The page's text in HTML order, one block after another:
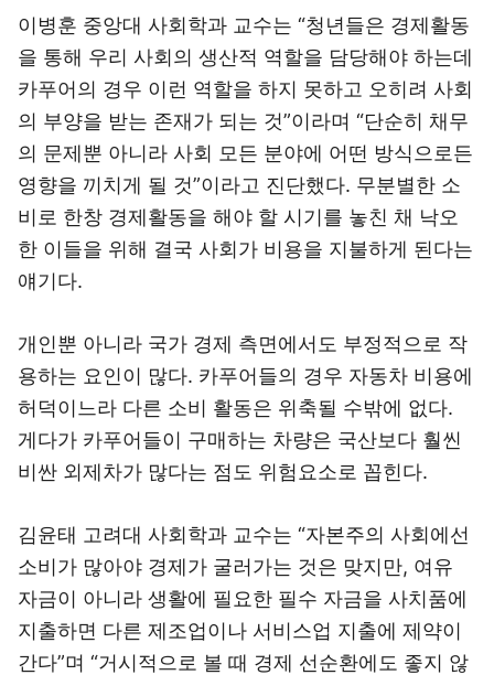
이병훈 중앙대 사회학과 교수는 “청년들은 경제활동
을 통해 우리 사회의 생산적 역할을 담당해야 하는데
카푸어의 경우 이런 역할을 하지 못하고 오히려 사회
의 부양을 받는 존재가 되는 것”이라며 “단순히 채무
의 문제뿐 아니라 사회 모든 분야에 어떤 방식으로든
영향을 끼치게 될 것”이라고 진단했다. 무분별한 소
비로 한창 경제활동을 해야 할 시기를 놓친 채 낙오
한 이들을 위해 결국 사회가 비용을 지불하게 된다는
얘기다.
개인뿐 아니라 국가 경제 측면에서도 부정적으로 작
용하는 요인이 많다. 카푸어들의 경우 자동차 비용에
허덕이느라 다른 소비 활동은 위축될 수밖에 없다.
게다가 카푸어들이 구매하는 차량은 국산보다 훨씬
비싼 외제차가 많다는 점도 위험요소로 꼽힌다.
김윤태 고려대 사회학과 교수는 “자본주의 사회에선
소비가 많아야 경제가 굴러가는 것은 맞지만, 여유
자금이 아니라 생활에 필요한 필수 자금을 사치품에
지출하면 다른 제조업이나 서비스업 지출에 제약이
간다”며 “거시적으로 볼 때 경제 선순환에도 좋지 않